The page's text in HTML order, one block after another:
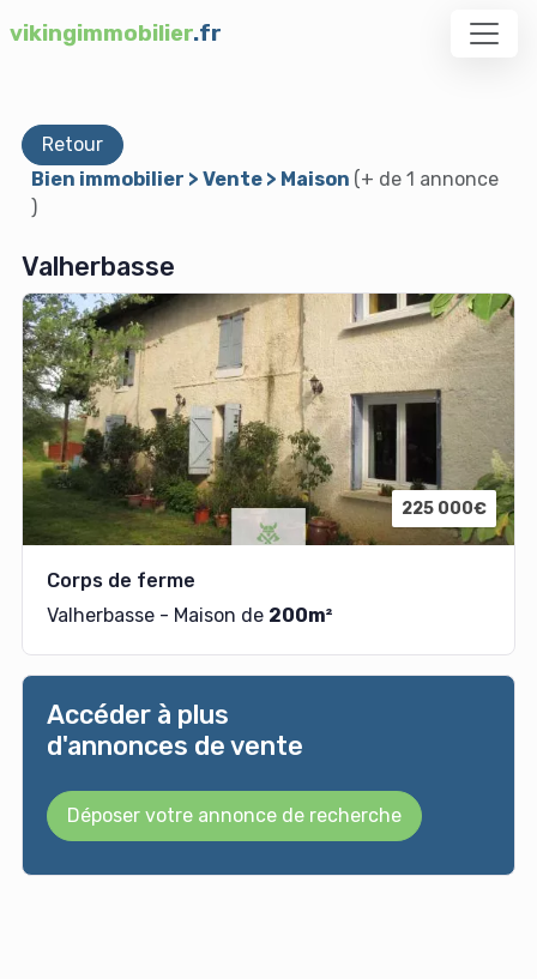
vikingimmobilier.fr
Retour
Bien immobilier > Vente > Maison (+ de 1 annonce
)
Valherbasse
225 000€
Corps de ferme
Valherbasse - Maison de 200m²
Accéder à plus
d'annonces de vente
Déposer votre annonce de recherche